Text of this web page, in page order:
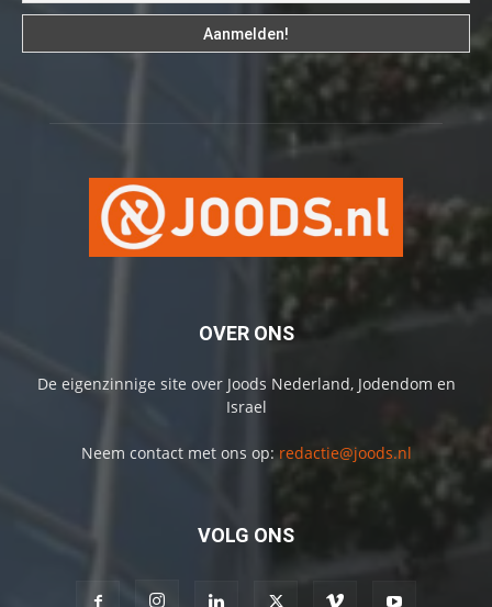
OVER ONS
De eigenzinnige site over Joods Nederland, Jodendom en
Israel
Neem contact met ons op: redactie@joods.nl
VOLG ONS